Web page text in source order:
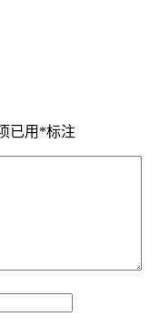
已用 *标注